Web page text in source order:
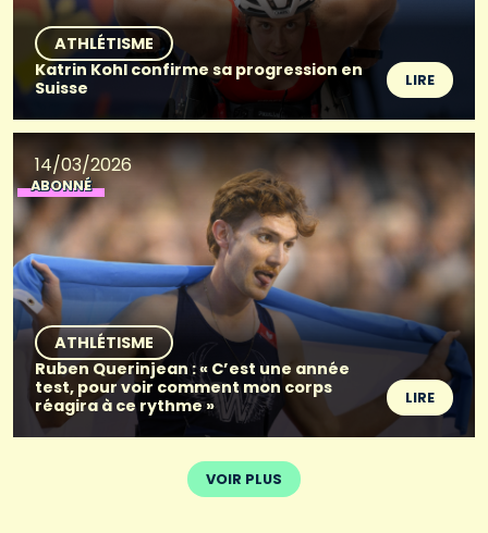
ATHLÉTISME
Katrin Kohl confirme sa progression en
Suisse
LIRE
14/03/2026
ABONNÉ
ATHLÉTISME
Ruben Querinjean : « C’est une année
test, pour voir comment mon corps
réagira à ce rythme »
LIRE
VOIR PLUS